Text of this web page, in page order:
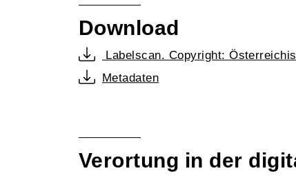
Download
Labelscan. Copyright:
Metadaten
Verortung in der